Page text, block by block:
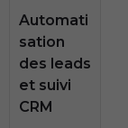
Automati
sation
des leads
et suivi
CRM